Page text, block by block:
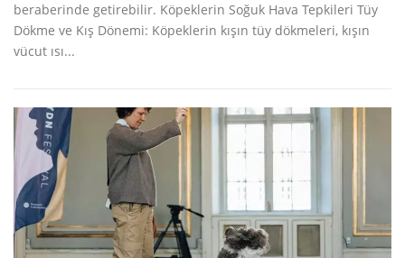
beraberinde getirebilir. Köpeklerin Soğuk Hava Tepkileri Tüy
Dökme ve Kış Dönemi: Köpeklerin kışın tüy dökmeleri, kışın
vücut ısı...